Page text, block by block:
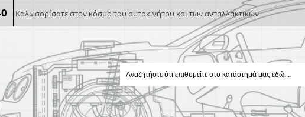
Καλωσορίσατε στον κόσμο του αυτοκινήτου και των ανταλλακτικών